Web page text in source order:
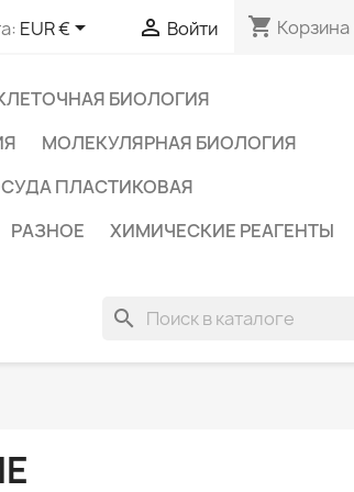
EUR €  Войти shopping_cart Корзина
БИОЛОГИЯ
МОЛЕКУЛЯРНАЯ БИОЛОГИЯ
ПЛАСТИКОВАЯ
РАЗНОЕ
ХИМИЧЕСКИЕ РЕАГЕНТЫ
search